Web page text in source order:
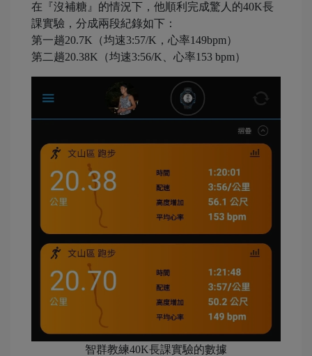
在『沒補糖』的情況下，他順利完成驚人的40K長
課實驗，分成兩段紀錄如下：
第一趟20.7K（均速3:57/K，心率149bpm）
第二趟20.38K（均速3:56/K、心率153 bpm）
智群教練40K長課實驗的數據